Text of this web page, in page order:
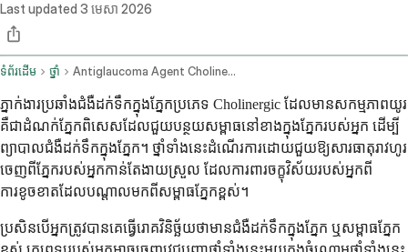
Last updated 3 មេសា 2026
ទំព័រដើម ថ្នាំ Antiglaucoma Agent Cholinergic Long Acting Ophthalmic Route
ភ្នាក់ងារប្រឆាំងជំងឺដក់ទឹកក្នុងភ្នែកប្រភេទ Cholinergic ដែលមានសកម្មភាពយូរ
គឺជាដំណក់ភ្នែកពិសេសដែលជួយបន្ថយសម្ពាធនៅខាងក្នុងភ្នែករបស់អ្នក ដើម្បី
ព្យាបាលជំងឺដក់ទឹកក្នុងភ្នែក។ ថ្នាំទាំងនេះដំណើរការដោយជួយឱ្យសារធាតុរាវហូរ
ចេញពីភ្នែករបស់អ្នកកាន់តែងាយស្រួល ដែលការពារចក្ខុវិស័យរបស់អ្នកពី
ការខូចខាតដែលបណ្តាលមកពីសម្ពាធភ្នែកខ្ពស់។
ប្រសិនបើអ្នកត្រូវបានគេធ្វើរោគវិនិច្ឆ័យថាមានជំងឺដក់ទឹកក្នុងភ្នែក ឬសម្ពាធភ្នែក